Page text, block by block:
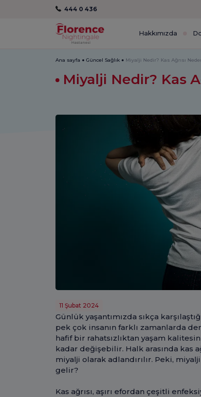
444 0 436
Hakkımızda
Ana sayfa Güncel Sağlık Miyalji Nedir? Kas Ağrısı
Miyalji Nedir? Kas
11 Şubat 2024
Günlük yaşantımızda sıkça
pek çok insanın farklı zamanlarda
hafif bir rahatsızlıktan yaşam
kadar değişebilir. Halk arasında kas
miyalji olarak adlandırılır. Peki,
gelir?
Kas ağrısı, aşırı efordan çeşitli